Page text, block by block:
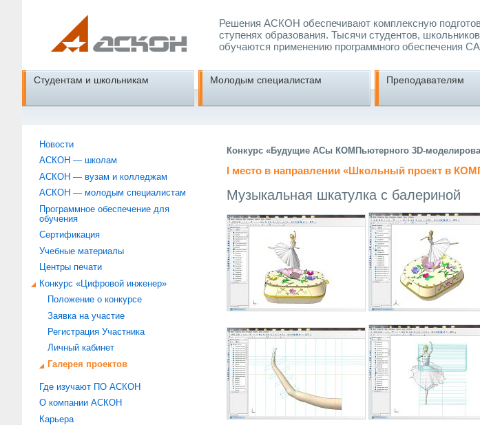
Решения АСКОН обеспечивают комплексную
ступенях образования. Тысячи студентов,
обучаются применению программного обеспечения
Студентам и школьникам Молодым специалистам Преподавателям
Новости
АСКОН — школам
АСКОН — вузам и колледжам
АСКОН — молодым специалистам
Программное обеспечение для
обучения
Сертификация
Учебные материалы
Центры печати
Конкурс «Цифровой инженер»
Положение о конкурсе
Заявка на участие
Регистрация Участника
Личный кабинет
Галерея проектов
Где изучают ПО АСКОН
О компании АСКОН
Карьера
Конкурс «Будущие АСы КОМПьютерного 3D-
I место в направлении «Школьный проект в
Музыкальная шкатулка с балериной